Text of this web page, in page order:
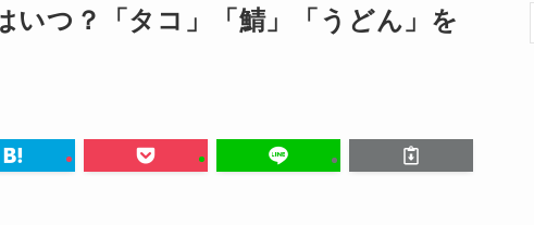
いつ？「タコ」「鯖」「うどん」を